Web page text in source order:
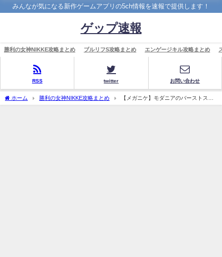
みんなが気になる新作ゲームアプリの5ch情報を速報で提供します！
ゲップ速報
勝利の女神NIKKE攻略まとめ ブルリフS攻略まとめ エンゲージキル攻略まとめ
RSS twitter お問い合わせ
ホーム 勝利の女神NIKKE攻略まとめ
【メガニケ】モダニアのバーストスキ
ルぶっ壊れだと思ってます